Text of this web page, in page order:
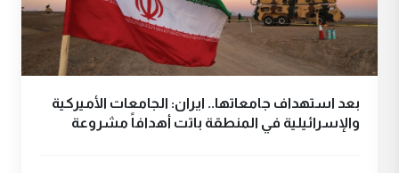
بعد استهداف جامعاتها.. ايران: الجامعات الأميركية
والإسرائيلية في المنطقة باتت أهدافاً مشروعة